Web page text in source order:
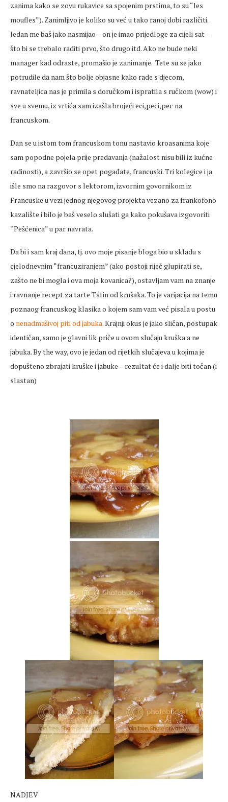
zanima kako se zovu rukavice sa spojenim prstima, to su “les
moufles”). Zanimljivo je koliko su već u tako ranoj dobi različiti.
Jedan me baš jako nasmijao – on je imao prijedloge za cijeli sat –
što bi se trebalo raditi prvo, što drugo itd. Ako ne bude neki
manager kad odraste, promašio je zanimanje. Tete su se jako
potrudile da nam što bolje objasne kako rade s djecom,
ravnateljica nas je primila s doručkom i ispratila s ručkom (wow) i
sve u svemu, iz vrtića sam izašla brojeći eci,peci,pec na
francuskom.
Dan se u istom tom francuskom tonu nastavio kroasanima koje
sam popodne pojela prije predavanja (nažalost nisu bili iz kućne
radinosti), a završio se opet pogađate, francuski. Tri kolegice i ja
išle smo na razgovor s lektorom, izvornim govornikom iz
Francuske u vezi jednog njegovog projekta vezano za frankofono
kazalište i bilo je baš veselo slušati ga kako pokušava izgovoriti
“Pešćenica” u par navrata.
Da bi i sam kraj dana, tj. ovo moje pisanje bloga bio u skladu s
cjelodnevnim “francuziranjem” (ako postoji riječ glupirati se,
zašto ne bi mogla i ova moja kovanica?), ostavljam vam na znanje
i ravnanje recept za tarte Tatin od krušaka. To je varijacija na temu
poznaog francuskog klasika o kojem sam vam već pisala u postu
o nenadmašivoj piti od jabuka. Krajnji okus je jako sličan, postupak
identičan, samo je glavni lik priče u ovom slučaju kruška a ne
jabuka. By the way, ovo je jedan od rijetkih slučajeva u kojima je
dopušteno zbrajati kruške i jabuke – rezultat će i dalje biti točan (i
slastan)
NADJEV